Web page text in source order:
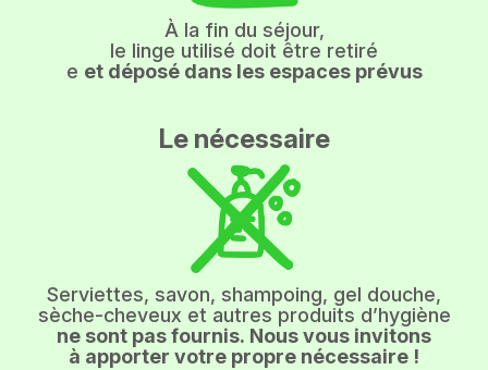
À la fin du séjour,
le linge utilisé doit être retiré
e et déposé dans les espaces prévus
Le nécessaire
Serviettes, savon, shampoing, gel douche,
sèche-cheveux et autres produits d’hygiène
ne sont pas fournis. Nous vous invitons
à apporter votre propre nécessaire !